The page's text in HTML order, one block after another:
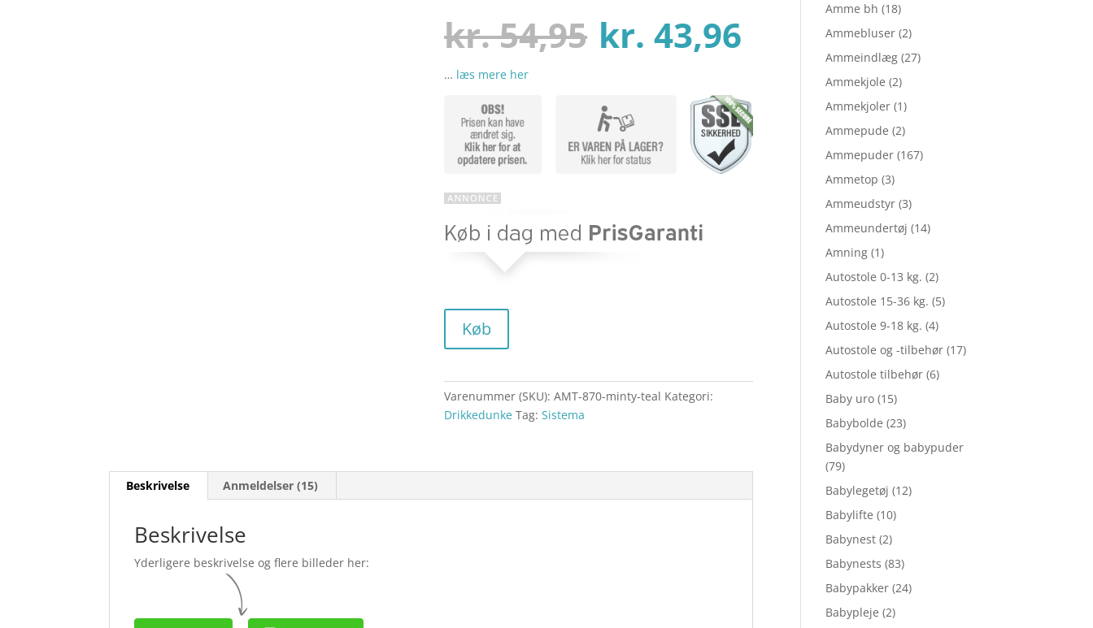
baseret på
kundebedøm
melser
kr.54,95 Den
oprindelige
pris
var:
kr. 43,96
aktuelle
pris
kr. 43,96.
… læs mere her
Køb
Varenummer (SKU):AMT-870-minty-teal Kategori:
Drikkedunke Tag:Sistema
Beskrivelse Anmeldelser (15)
Beskrivelse
Yderligere beskrivelse og flere billeder her:
Amme bh (18)
Ammebluser (2)
Ammeindlæg (27)
Ammekjole (2)
Ammekjoler (1)
Ammepude (2)
Ammepuder (167)
Ammetop (3)
Ammeudstyr (3)
Ammeundertøj (14)
Amning (1)
Autostole 0-13 kg. (2)
Autostole 15-36 kg. (5)
Autostole 9-18 kg. (4)
Autostole og -tilbehør (17)
Autostole tilbehør (6)
Baby uro (15)
Babybolde (23)
Babydyner og babypuder
(79)
Babylegetøj (12)
Babylifte (10)
Babynest (2)
Babynests (83)
Babypakker (24)
Babypleje (2)